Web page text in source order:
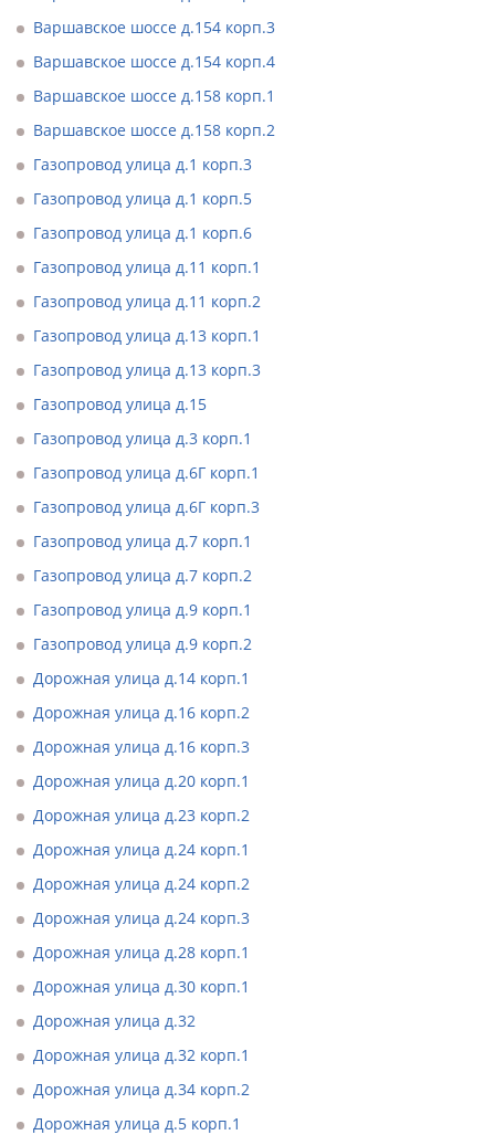
Варшавское шоссе д.154 корп.3
Варшавское шоссе д.154 корп.4
Варшавское шоссе д.158 корп.1
Варшавское шоссе д.158 корп.2
Газопровод улица д.1 корп.3
Газопровод улица д.1 корп.5
Газопровод улица д.1 корп.6
Газопровод улица д.11 корп.1
Газопровод улица д.11 корп.2
Газопровод улица д.13 корп.1
Газопровод улица д.13 корп.3
Газопровод улица д.15
Газопровод улица д.3 корп.1
Газопровод улица д.6Г корп.1
Газопровод улица д.6Г корп.3
Газопровод улица д.7 корп.1
Газопровод улица д.7 корп.2
Газопровод улица д.9 корп.1
Газопровод улица д.9 корп.2
Дорожная улица д.14 корп.1
Дорожная улица д.16 корп.2
Дорожная улица д.16 корп.3
Дорожная улица д.20 корп.1
Дорожная улица д.23 корп.2
Дорожная улица д.24 корп.1
Дорожная улица д.24 корп.2
Дорожная улица д.24 корп.3
Дорожная улица д.28 корп.1
Дорожная улица д.30 корп.1
Дорожная улица д.32
Дорожная улица д.32 корп.1
Дорожная улица д.34 корп.2
Дорожная улица д.5 корп.1